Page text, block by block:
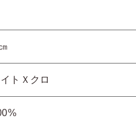
トＸクロ